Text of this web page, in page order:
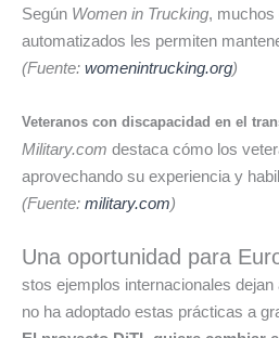
Según Women in Trucking, muchos
automatizados les permiten
(Fuente: womenintrucking.org)
Veteranos con discapacidad en el
Military.com destaca cómo los
aprovechando su experiencia y
(Fuente: military.com)
Una oportunidad para
stos ejemplos internacionales dejan
no ha adoptado estas prácticas a